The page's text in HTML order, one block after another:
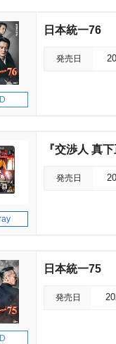
日本統一76
発売日
『交渉人 真
発売日
日本統一75
発売日